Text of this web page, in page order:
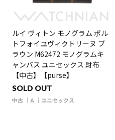
ルイ ヴィトン モノグラム ポル
トフォイユヴィクトリーヌ ブ
ラウン M62472 モノグラムキ
ャンバス ユニセックス 財布
【中古】【purse】
SOLD OUT
中古 A ユニセックス